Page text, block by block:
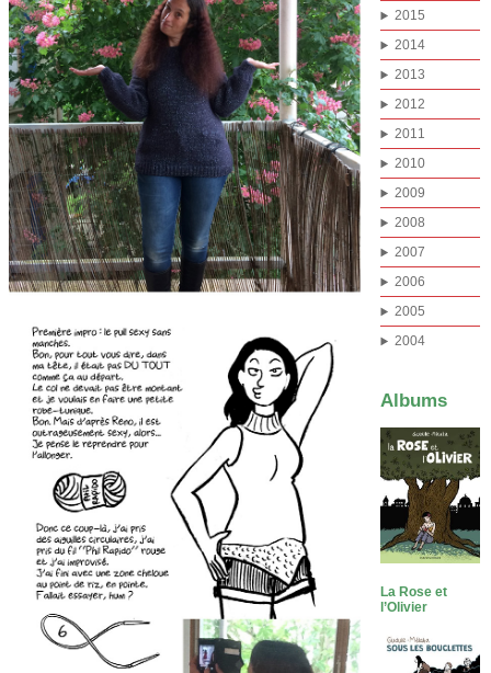
2015
2014
2013
2012
2011
2010
2009
2008
2007
2006
2005
2004
Albums
La Rose et
l’Olivier